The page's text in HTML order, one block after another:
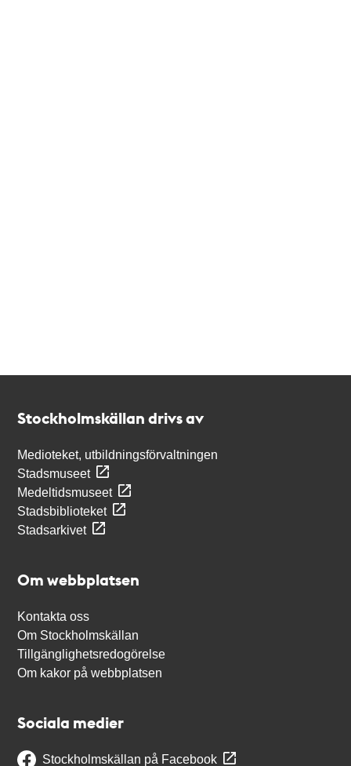
Stockholmskällan drivs av
Medioteket, utbildningsförvaltningen
Stadsmuseet
Medeltidsmuseet
Stadsbiblioteket
Stadsarkivet
Om webbplatsen
Kontakta oss
Om Stockholmskällan
Tillgänglighetsredogörelse
Om kakor på webbplatsen
Sociala medier
Stockholmskällan på Facebook